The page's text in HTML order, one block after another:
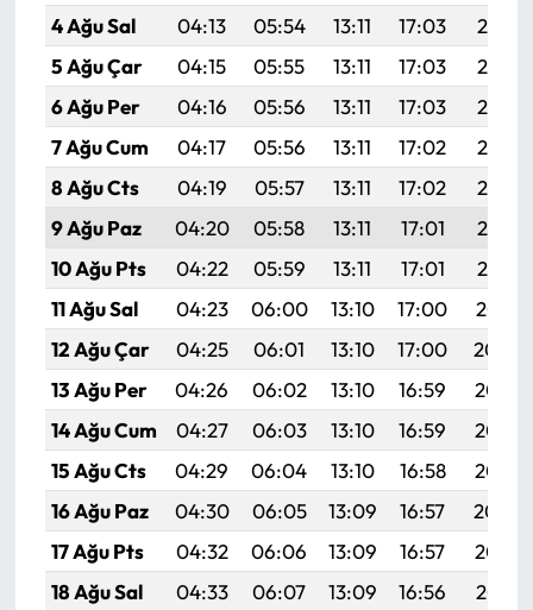
4 Ağu Sal
04:13 05:54 13:11 17:03
20:19
5 Ağu Çar
04:15 05:55 13:11 17:03
20:18
6 Ağu Per
04:16 05:56 13:11 17:03
20:17
7 Ağu Cum
04:17 05:56 13:11 17:02
20:15
8 Ağu Cts
04:19 05:57 13:11 17:02
20:14
9 Ağu Paz
04:20 05:58 13:11 17:01
20:13
10 Ağu Pts
04:22 05:59 13:11 17:01
20:12
11 Ağu Sal
04:23 06:00 13:10 17:00
20:10
12 Ağu Çar
04:25 06:01 13:10 17:00
20:09
13 Ağu Per
04:26 06:02 13:10 16:59
20:08
14 Ağu Cum
04:27 06:03 13:10 16:59
20:07
15 Ağu Cts
04:29 06:04 13:10 16:58
20:05
16 Ağu Paz
04:30 06:05 13:09 16:57
20:04
17 Ağu Pts
04:32 06:06 13:09 16:57
20:03
18 Ağu Sal
04:33 06:07 13:09 16:56
20:01